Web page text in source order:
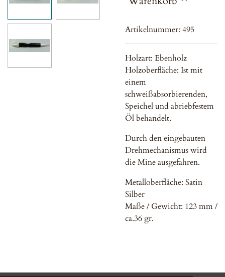
Artikelnummer: 495
Holzart: Ebenholz
Holzoberfläche: Ist mit
einem
schweißabsorbierenden,
Speichel und abriebfestem
Öl behandelt.
Durch den eingebauten
Drehmechanismus wird
die Mine ausgefahren.
Metalloberfläche: Satin
Silber
Maße / Gewicht: 123 mm /
ca.36 gr.